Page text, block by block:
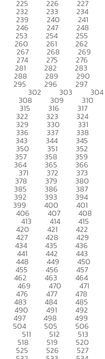
225 226 227
232 233 234
239 240 241
246 247 248
253 254 255
260 261 262
267 268 269
274 275 276
281 282 283
288 289 290
295 296 297
302 303 304
308 309 310
315 316 317
322 323 324
329 330 331
336 337 338
343 344 345
350 351 352
357 358 359
364 365 366
371 372 373
378 379 380
385 386 387
392 393 394
399 400 401
406 407 408
413 414 415
420 421 422
427 428 429
434 435 436
441 442 443
448 449 450
455 456 457
462 463 464
469 470 471
476 477 478
483 484 485
490 491 492
497 498 499
504 505 506
511 512 513
518 519 520
525 526 527